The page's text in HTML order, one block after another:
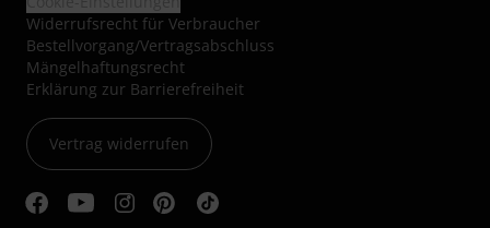
Widerrufsrecht für Verbraucher
Bestellvorgang/Vertragsabschluss
Mängelhaftungsrecht
Erklärung zur Barrierefreiheit
Vertrag widerrufen